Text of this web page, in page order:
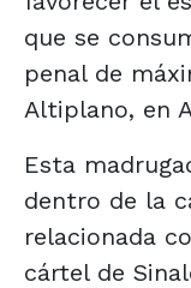
que se
penal de
Altiplano, en
Esta
dentro de la
relacionada
cártel de